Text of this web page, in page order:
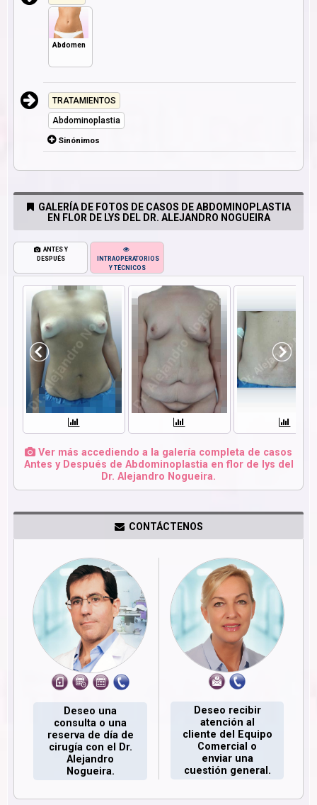
Abdomen
TRATAMIENTOS
Abdominoplastia
Sinónimos
GALERÍA DE FOTOS DE CASOS DE ABDOMINOPLASTIA
EN FLOR DE LYS DEL DR. ALEJANDRO NOGUEIRA
ANTES Y
DESPUÉS
INTRAOPERATORIOS
Y TÉCNICOS
Ver más accediendo a la galería completa de casos
Antes y Después de Abdominoplastia en flor de lys del
Dr. Alejandro Nogueira.
CONTÁCTENOS
Deseo una
consulta o una
reserva de día de
cirugía con el Dr.
Alejandro
Nogueira.
Deseo recibir
atención al
cliente del Equipo
Comercial o
enviar una
cuestión general.